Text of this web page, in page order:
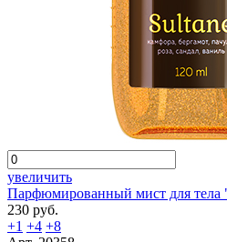
увеличить
Парфюмированный мист для
230 руб.
+1 +4 +8